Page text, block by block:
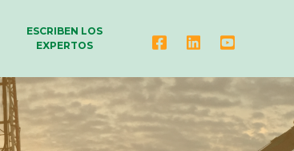
ESCRIBEN LOS
EXPERTOS